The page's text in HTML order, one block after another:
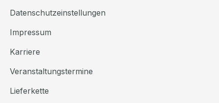
Datenschutzeinstellungen
Impressum
Karriere
Veranstaltungstermine
Lieferkette